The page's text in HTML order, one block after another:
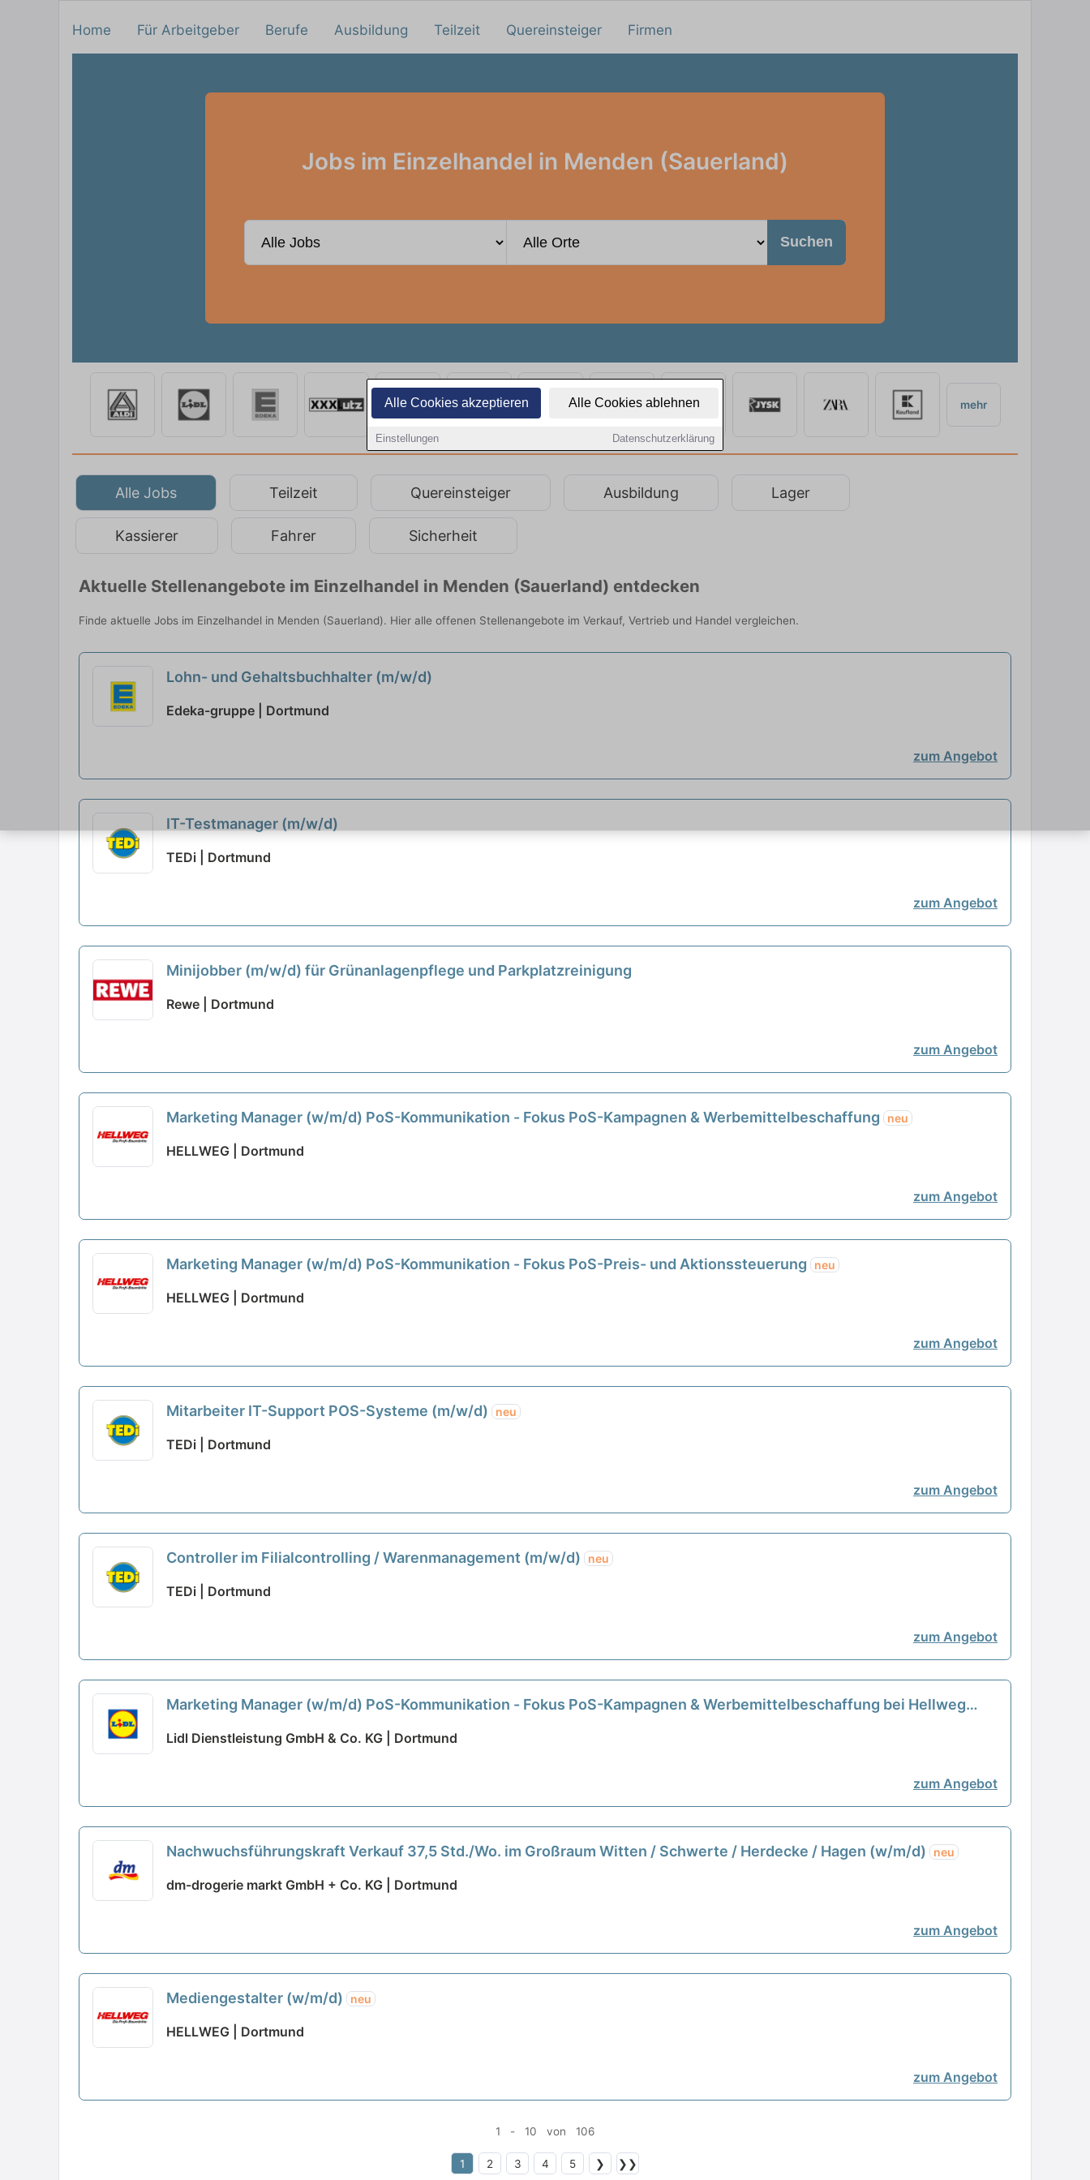
Alle Cookies akzeptieren Alle Cookies ablehnen
Einstellungen Datenschutzerklärung
Home Für Arbeitgeber Berufe Ausbildung Teilzeit Quereinsteiger Firmen
Jobs im Einzelhandel in Menden (Sauerland)
Suchen
mehr
Alle Jobs Teilzeit Quereinsteiger Ausbildung Lager
Kassierer Fahrer Sicherheit
Aktuelle Stellenangebote im Einzelhandel in Menden (Sauerland) entdecken
Finde aktuelle Jobs im Einzelhandel in Menden (Sauerland). Hier alle offenen Stellenangebote im Verkauf, Vertrieb und Handel vergleichen.
Lohn- und Gehaltsbuchhalter (m/w/d)
Edeka-gruppe | Dortmund
zum Angebot
IT-Testmanager (m/w/d)
TEDi | Dortmund
zum Angebot
Minijobber (m/w/d) für Grünanlagenpflege und Parkplatzreinigung
Rewe | Dortmund
zum Angebot
Marketing Manager (w/m/d) PoS-Kommunikation - Fokus PoS-Kampagnen & Werbemittelbeschaffung neu
HELLWEG | Dortmund
zum Angebot
Marketing Manager (w/m/d) PoS-Kommunikation - Fokus PoS-Preis- und Aktionssteuerung neu
HELLWEG | Dortmund
zum Angebot
Mitarbeiter IT-Support POS-Systeme (m/w/d) neu
TEDi | Dortmund
zum Angebot
Controller im Filialcontrolling / Warenmanagement (m/w/d) neu
TEDi | Dortmund
zum Angebot
Marketing Manager (w/m/d) PoS-Kommunikation - Fokus PoS-Kampagnen & Werbemittelbeschaffung bei Hellweg
Lidl Dienstleistung GmbH & Co. KG | Dortmund
zum Angebot
Nachwuchsführungskraft Verkauf 37,5 Std./Wo. im Großraum Witten / Schwerte / Herdecke / Hagen (w/m/d) neu
dm-drogerie markt GmbH + Co. KG | Dortmund
zum Angebot
Mediengestalter (w/m/d) neu
HELLWEG | Dortmund
zum Angebot
1 - 10 von 106
1 2 3 4 5 ❯ ❯❯